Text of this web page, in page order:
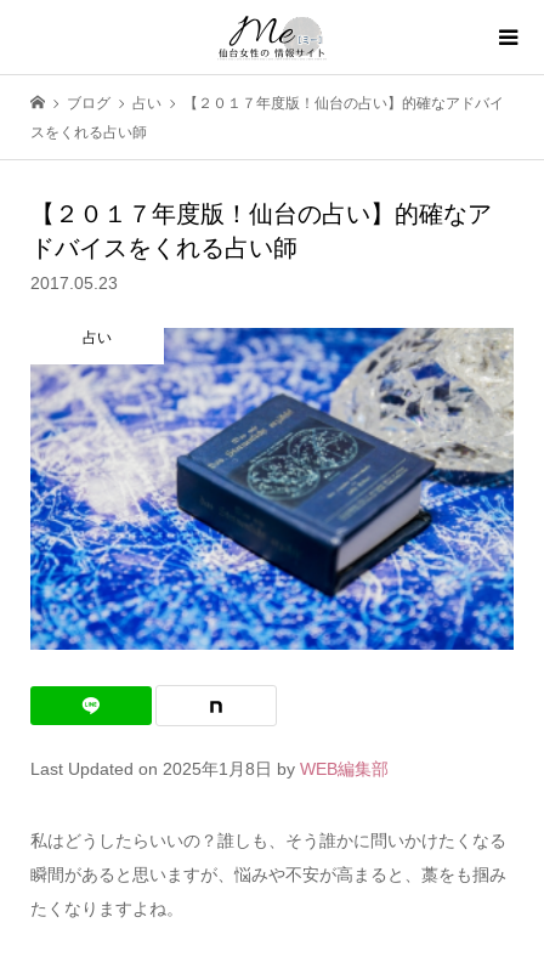
ブログ 占い
【２０１７年度版！仙台の占い】的確なアドバイ
スをくれる占い師
【２０１７年度版！仙台の占い】的確なア
ドバイスをくれる占い師
2017.05.23
占い
Last Updated on 2025年1月8日 by WEB編集部
私はどうしたらいいの？誰しも、そう誰かに問いかけたくなる
瞬間があると思いますが、悩みや不安が高まると、藁をも掴み
たくなりますよね。